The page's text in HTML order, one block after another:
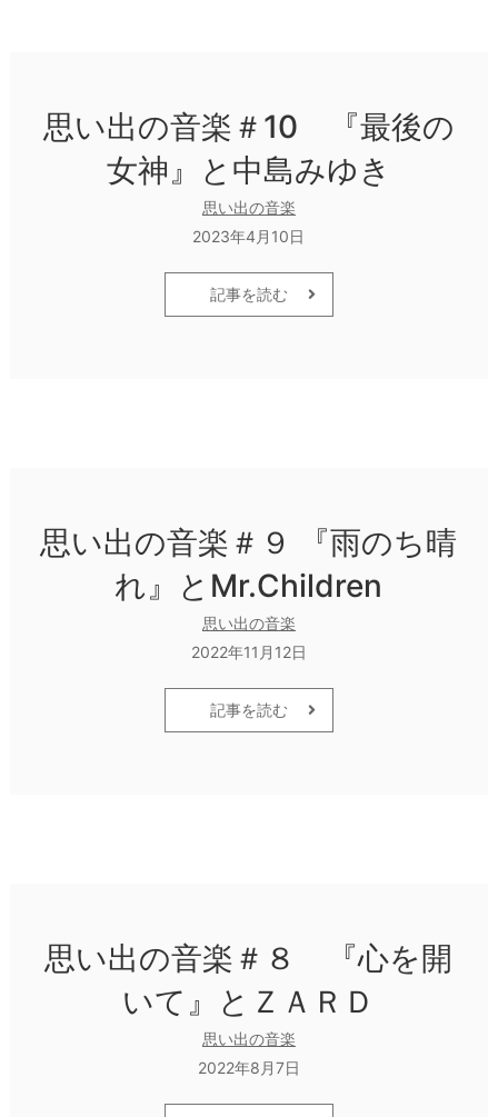
思い出の音楽＃10 『最後の
女神』と中島みゆき
思い出の音楽
2023年4月10日
記事を読む
思い出の音楽＃９ 『雨のち晴
れ』とMr.Children
思い出の音楽
2022年11月12日
記事を読む
思い出の音楽＃８ 『心を開
いて』とＺＡＲＤ
思い出の音楽
2022年8月7日